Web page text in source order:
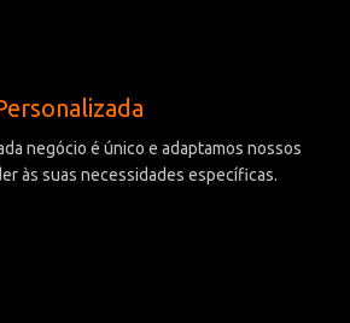
negócio é único e adaptamos nossos
às suas necessidades específicas.